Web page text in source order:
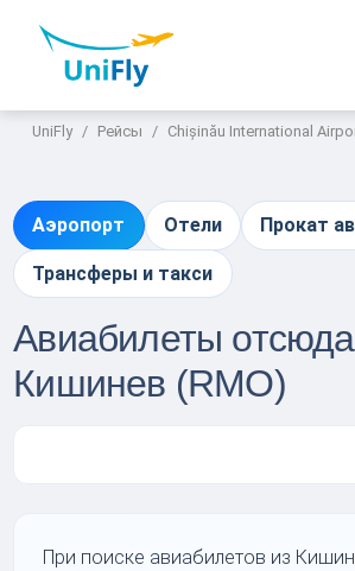
UniFly Рейсы Chișinău International
Аэропорт Отели Прокат
Трансферы и такси
Авиабилеты
Кишинев (RMO)
При поиске авиабилетов из